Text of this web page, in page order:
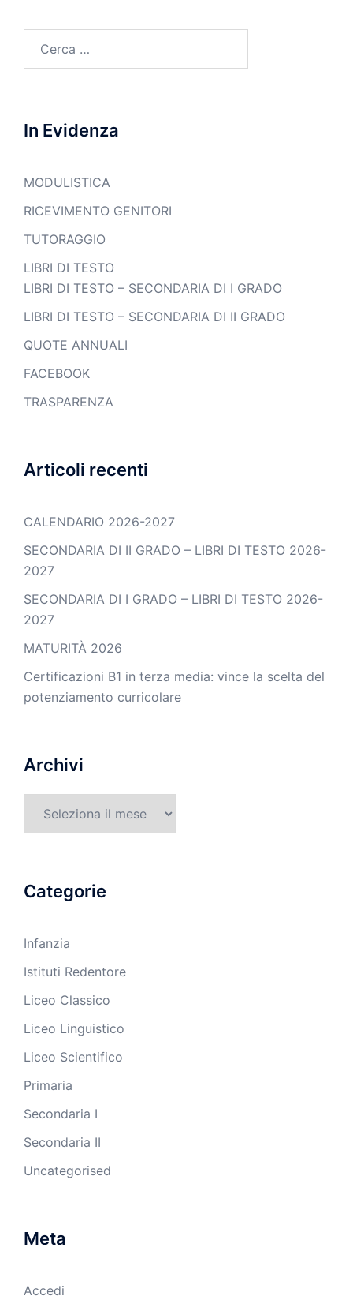
per:
In Evidenza
MODULISTICA
RICEVIMENTO GENITORI
TUTORAGGIO
LIBRI DI TESTO
LIBRI DI TESTO – SECONDARIA DI I GRADO
LIBRI DI TESTO – SECONDARIA DI II GRADO
QUOTE ANNUALI
FACEBOOK
TRASPARENZA
Articoli recenti
CALENDARIO 2026-2027
SECONDARIA DI II GRADO – LIBRI DI TESTO 2026-
2027
SECONDARIA DI I GRADO – LIBRI DI TESTO 2026-
2027
MATURITÀ 2026
Certificazioni B1 in terza media: vince la scelta del
potenziamento curricolare
Archivi
Categorie
Infanzia
Istituti Redentore
Liceo Classico
Liceo Linguistico
Liceo Scientifico
Primaria
Secondaria I
Secondaria II
Uncategorised
Meta
Accedi